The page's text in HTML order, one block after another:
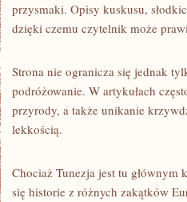
przysmaki. Opisy kuskusu,
dzięki czemu czytelnik może
Strona nie ogranicza się jednak
podróżowanie. W artykułach
przyrody, a także unikanie
lekkością.
Chociaż Tunezja jest tu głównym
się historie z różnych zakątków